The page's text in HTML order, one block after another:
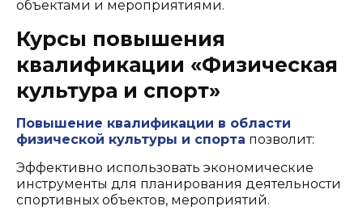
объектами и мероприятиями.
Курсы повышения
квалификации «Физическая
культура и спорт»
Повышение квалификации в области
физической культуры и спорта позволит:
Эффективно использовать экономические
инструменты для планирования деятельности
спортивных объектов, мероприятий.